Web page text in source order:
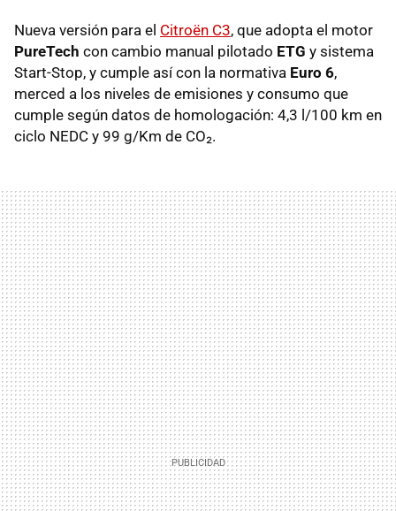
Nueva versión para el Citroën C3, que adopta el motor
PureTech con cambio manual pilotado ETG y sistema
Start-Stop, y cumple así con la normativa Euro 6,
merced a los niveles de emisiones y consumo que
cumple según datos de homologación: 4,3 l/100 km en
ciclo NEDC y 99 g/Km de CO₂.